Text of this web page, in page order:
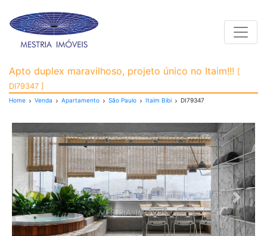
Apartamento para
Apto duplex maravilhoso, projeto único no Itaim!!! [
DI79347 ]
Home Venda Apartamento São Paulo Itaim Bibi DI79347
Previous Next